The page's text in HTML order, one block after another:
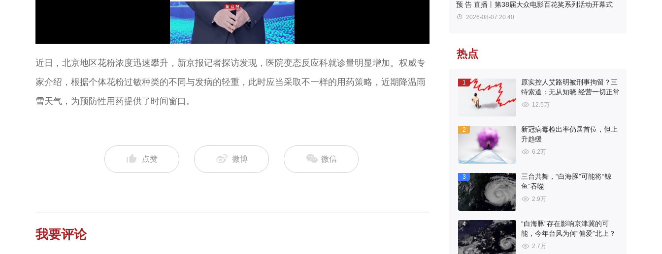
Loaded:
52.18%
近日，北京地区花粉浓度迅速攀升，新京报记者探访发现，医院变态反应科就诊量明显增加。权威专
家介绍，根据个体花粉过敏种类的不同与发病的轻重，此时应当采取不一样的用药策略，近期降温雨
雪天气，为预防性用药提供了时间窗口。
点赞 微博 微信
我要评论
预 告 直播丨第38届大众电影百花奖系列活动开幕式
2026-08-07 20:40
热点
1
原实控人艾路明被刑事拘留？三
特索道：无从知晓 经营一切正常
12.5万
2
新冠病毒检出率仍居首位，但上
升趋缓
6.2万
3
三台共舞，“白海豚”可能将“鲸
鱼”吞噬
2.9万
4
“白海豚”存在影响京津冀的可
能，今年台风为何“偏爱”北上？
2.7万